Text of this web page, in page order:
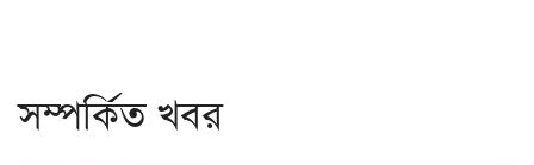
সম্পর্কিত খবর